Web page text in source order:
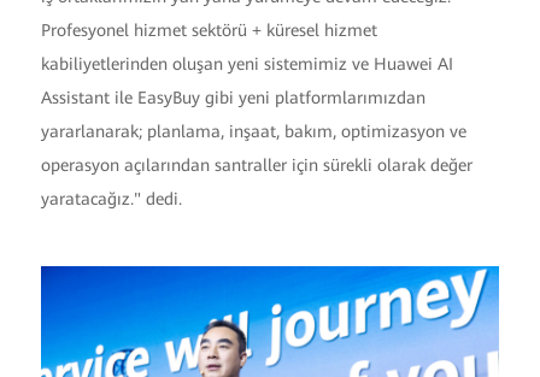
Profesyonel hizmet sektörü + küresel hizmet
kabiliyetlerinden oluşan yeni sistemimiz ve Huawei AI
Assistant ile EasyBuy gibi yeni platformlarımızdan
yararlanarak; planlama, inşaat, bakım, optimizasyon ve
operasyon açılarından santraller için sürekli olarak değer
yaratacağız." dedi.